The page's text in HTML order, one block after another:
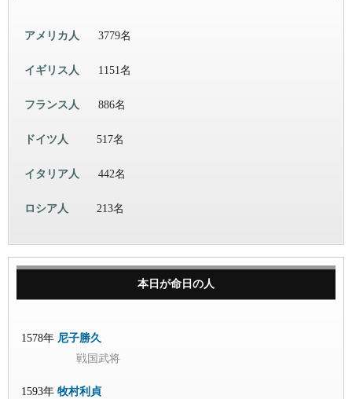
アメリカ人 3779名
イギリス人 1151名
フランス人 886名
ドイツ人 517名
イタリア人 442名
ロシア人 213名
本日が命日の人
1578年 尼子勝久
戦国武将
1593年 牧村利貞